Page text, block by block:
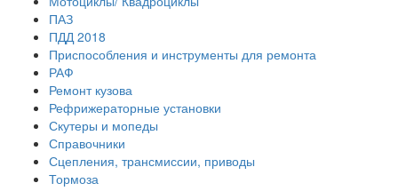
ПАЗ
ПДД 2018
Приспособления и инструменты для ремонта
РАФ
Ремонт кузова
Рефрижераторные установки
Скутеры и мопеды
Справочники
Сцепления, трансмиссии, приводы
Тормоза